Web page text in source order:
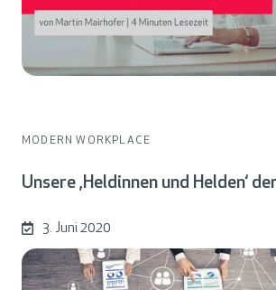
MODERN WORKPLACE
Unsere ‚Heldinnen und Helden‘
3. Juni 2020